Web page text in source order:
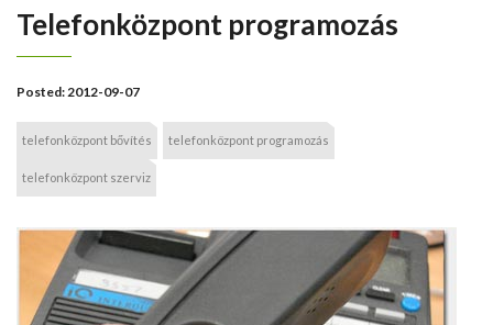
Telefonközpont programozás
Posted:2012-09-07
telefonközpont bővítés telefonközpont programozás
telefonközpont szerviz